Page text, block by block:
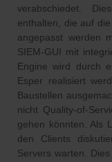
verabschiedet.
enthalten, die auf
angepasst werden
SIEM-GUI mit
Engine wird durch
Esper realisiert
Baustellen
nicht Quality-of-
gehen könnten. Als
den Clients
Servers warten.